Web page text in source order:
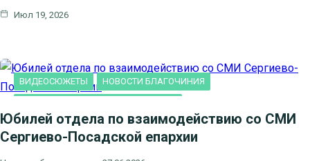
Июл 19, 2026
ВИДЕОСЮЖЕТЫ НОВОСТИ БЛАГОЧИНИЯ
Юбилей отдела по взаимодействию со СМИ
Сергиево-Посадской епархии